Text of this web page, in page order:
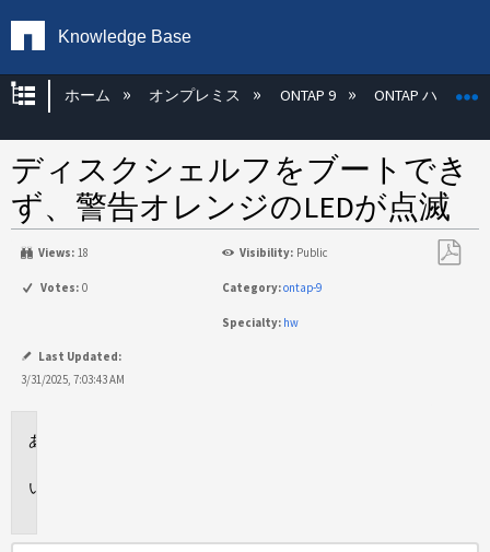
Knowledge Base
グローバル階層を展開/折りたたむ
ホーム オンプレミス ONTAP 9 ONTAP ハード
ディスクシェルフをブートでき
ず、警告オレンジのLEDが点滅
Views: 18 Visibility: Public
Votes: 0 Category:ontap-9
Specialty: hw
Last Updated:
3/31/2025, 7:03:43 AM